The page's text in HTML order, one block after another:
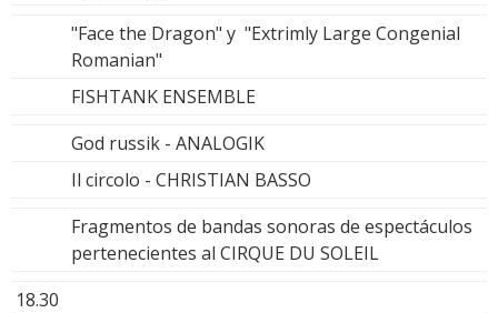
"Face the Dragon" y "Extrimly Large Congenial
Romanian"
FISHTANK ENSEMBLE
God russik - ANALOGIK
Il circolo - CHRISTIAN BASSO
Fragmentos de bandas sonoras de espectáculos
pertenecientes al CIRQUE DU SOLEIL
18.30